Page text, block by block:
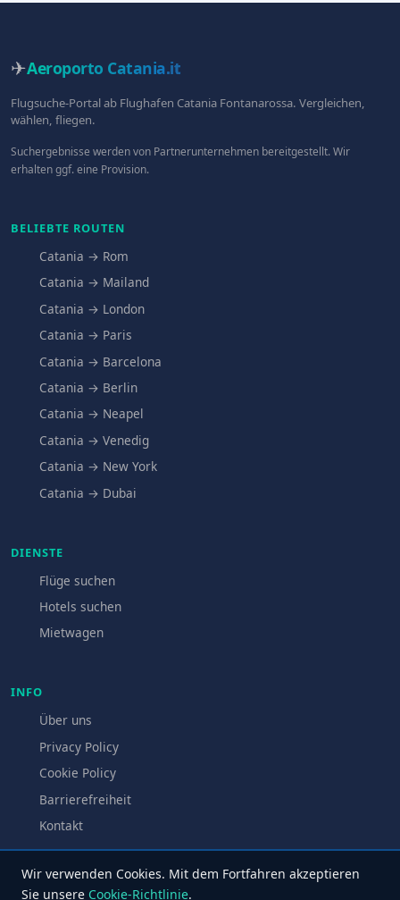
✈Aeroporto Catania.it
Flugsuche-Portal ab Flughafen Catania Fontanarossa. Vergleichen,
wählen, fliegen.
Suchergebnisse werden von Partnerunternehmen bereitgestellt. Wir
erhalten ggf. eine Provision.
BELIEBTE ROUTEN
Catania → Rom
Catania → Mailand
Catania → London
Catania → Paris
Catania → Barcelona
Catania → Berlin
Catania → Neapel
Catania → Venedig
Catania → New York
Catania → Dubai
DIENSTE
Flüge suchen
Hotels suchen
Mietwagen
INFO
Über uns
Privacy Policy
Cookie Policy
Barrierefreiheit
Kontakt
Wir verwenden Cookies. Mit dem Fortfahren akzeptieren
Sie unsere Cookie-Richtlinie.